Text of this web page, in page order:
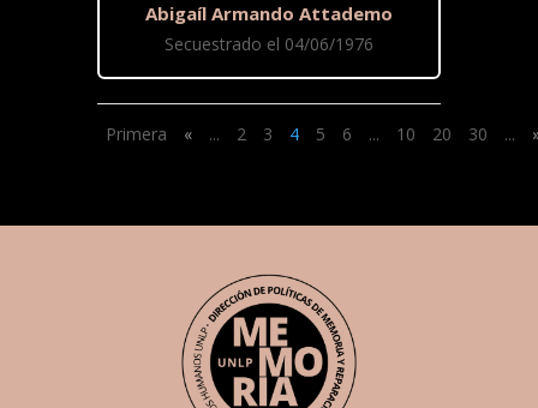
Abigaíl Armando Attademo
Secuestrado el 04/06/1976
Primera « ... 2 3 4 5 6 ... 10 20 30 ...